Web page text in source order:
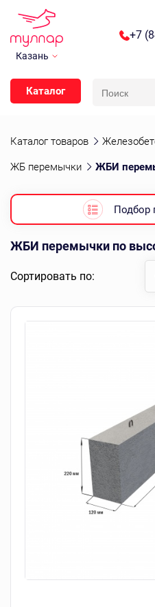
Казань
+7
Каталог
Каталог товаров
ЖБ перемычки ЖБИ
Подбор
ЖБИ перемычки по
Сортировать по: